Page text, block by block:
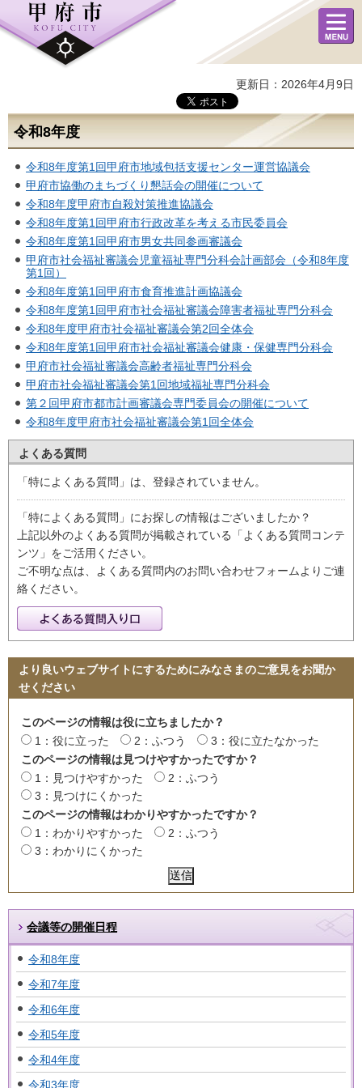
メニュ
ー
更新日：2026年4月9日
令和8年度
令和8年度第1回甲府市地域包括支援センター運営協議会
甲府市協働のまちづくり懇話会の開催について
令和8年度甲府市自殺対策推進協議会
令和8年度第1回甲府市行政改革を考える市民委員会
令和8年度第1回甲府市男女共同参画審議会
甲府市社会福祉審議会児童福祉専門分科会計画部会（令和8年度
第1回）
令和8年度第1回甲府市食育推進計画協議会
令和8年度第1回甲府市社会福祉審議会障害者福祉専門分科会
令和8年度甲府市社会福祉審議会第2回全体会
令和8年度第1回甲府市社会福祉審議会健康・保健専門分科会
甲府市社会福祉審議会高齢者福祉専門分科会
甲府市社会福祉審議会第1回地域福祉専門分科会
第２回甲府市都市計画審議会専門委員会の開催について
令和8年度甲府市社会福祉審議会第1回全体会
よくある質問
「特によくある質問」は、登録されていません。
「特によくある質問」にお探しの情報はございましたか？
上記以外のよくある質問が掲載されている「よくある質問コンテ
ンツ」をご活用ください。
ご不明な点は、よくある質問内のお問い合わせフォームよりご連
絡ください。
より良いウェブサイトにするためにみなさまのご意見をお聞か
せください
このページの情報は役に立ちましたか？
1：役に立った
2：ふつう
3：役に立たなかった
このページの情報は見つけやすかったですか？
1：見つけやすかった
2：ふつう
3：見つけにくかった
このページの情報はわかりやすかったですか？
1：わかりやすかった
2：ふつう
3：わかりにくかった
会議等の開催日程
令和8年度
令和7年度
令和6年度
令和5年度
令和4年度
令和3年度